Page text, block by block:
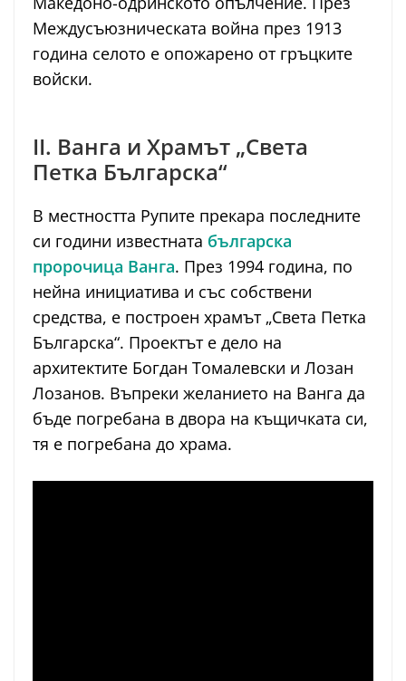
Междусъюзническата война през 1913
година селото е опожарено от гръцките
войски.
II. Ванга и Храмът „Света
Петка Българска“
В местността Рупите прекара последните
си години известната българска
пророчица Ванга. През 1994 година, по
нейна инициатива и със собствени
средства, е построен храмът „Света Петка
Българска“. Проектът е дело на
архитектите Богдан Томалевски и Лозан
Лозанов. Въпреки желанието на Ванга да
бъде погребана в двора на къщичката си,
тя е погребана до храма.